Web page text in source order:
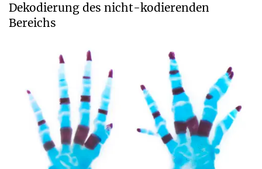
Dekodierung des nicht-kodierenden
Bereichs